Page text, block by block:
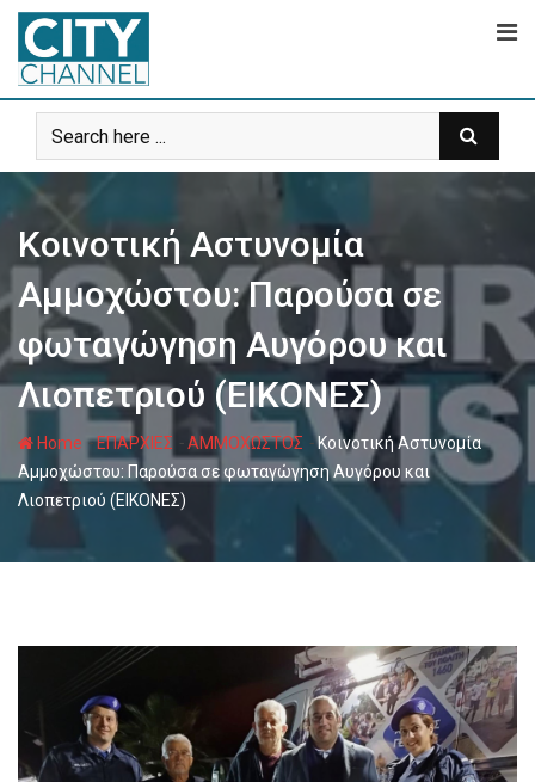
Skip
content
Κοινοτική Αστυνομία
Αμμοχώστου: Παρούσα σε
φωταγώγηση Αυγόρου και
Λιοπετριού (ΕΙΚΟΝΕΣ)
Home -ΕΠΑΡΧΙΕΣ -ΑΜΜΟΧΩΣΤΟΣ -Κοινοτική Αστυνομία
Αμμοχώστου: Παρούσα σε φωταγώγηση Αυγόρου και
Λιοπετριού (ΕΙΚΟΝΕΣ)